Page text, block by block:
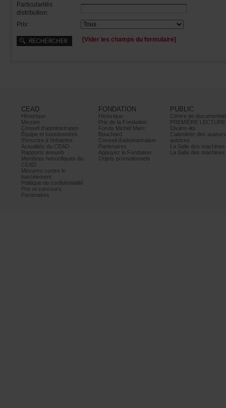
Particularités
distribution:
Prix:
[Viderleschampsduformulaire]
CEAD
Historique
Mission
Conseild’administration
Équipeetcoordonnées
S’inscrireàl’infolettre
ActualitésduCEAD
Rapportsannuels
Membreshonorifiquesdu
CEAD
Mesurescontrele
harcèlement
Politiquedeconfidentialité
Prixetconcours
Partenaires
FONDATION
Historique
PrixdelaFondation
FondsMichelMarc
Bouchard
Conseild’administration
Partenaires
AppuyezlaFondation
Objetspromotionnels
PUBLIC
PREMIÈRELECTURE
Divans-lits
autrices